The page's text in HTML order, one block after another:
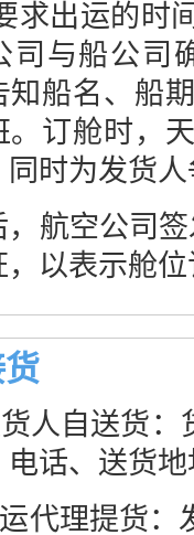
求出运的时
司与船公司
知船名、船
。订舱时，
同时为发货
，航空公司
，以表示舱
人自送货：
电话、送货
代理提货：